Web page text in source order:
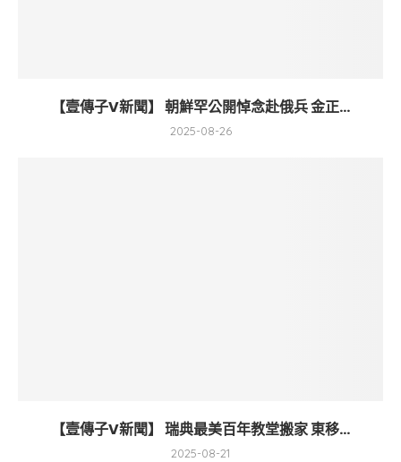
【壹傳子V新聞】 朝鮮罕公開悼念赴俄兵 金正...
2025-08-26
【壹傳子V新聞】 瑞典最美百年教堂搬家 東移...
2025-08-21